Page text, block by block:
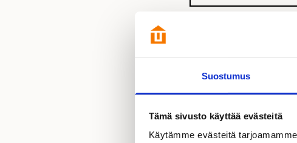
Suostumus
Tämä sivusto käyttää evästeitä
Käytämme evästeitä
Plazia
Opastus